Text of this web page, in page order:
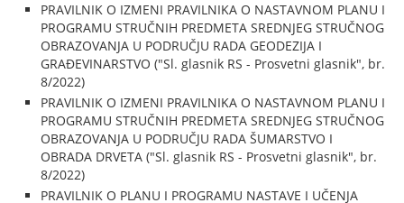
PRAVILNIK O IZMENI PRAVILNIKA O NASTAVNOM PLANU I
PROGRAMU STRUČNIH PREDMETA SREDNJEG STRUČNOG
OBRAZOVANJA U PODRUČJU RADA GEODEZIJA I
GRAĐEVINARSTVO ("Sl. glasnik RS - Prosvetni glasnik", br.
8/2022)
PRAVILNIK O IZMENI PRAVILNIKA O NASTAVNOM PLANU I
PROGRAMU STRUČNIH PREDMETA SREDNJEG STRUČNOG
OBRAZOVANJA U PODRUČJU RADA ŠUMARSTVO I
OBRADA DRVETA ("Sl. glasnik RS - Prosvetni glasnik", br.
8/2022)
PRAVILNIK O PLANU I PROGRAMU NASTAVE I UČENJA